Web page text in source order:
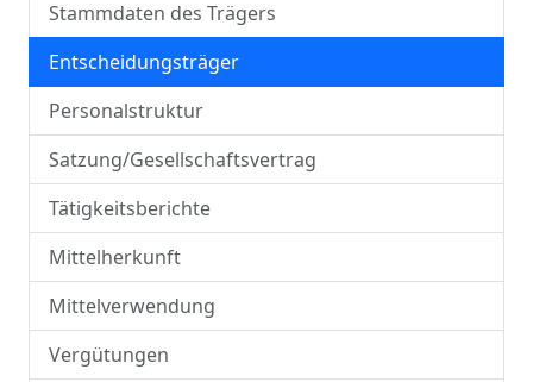
Stammdaten des Trägers
Entscheidungsträger
Personalstruktur
Satzung/Gesellschaftsvertrag
Tätigkeitsberichte
Mittelherkunft
Mittelverwendung
Vergütungen